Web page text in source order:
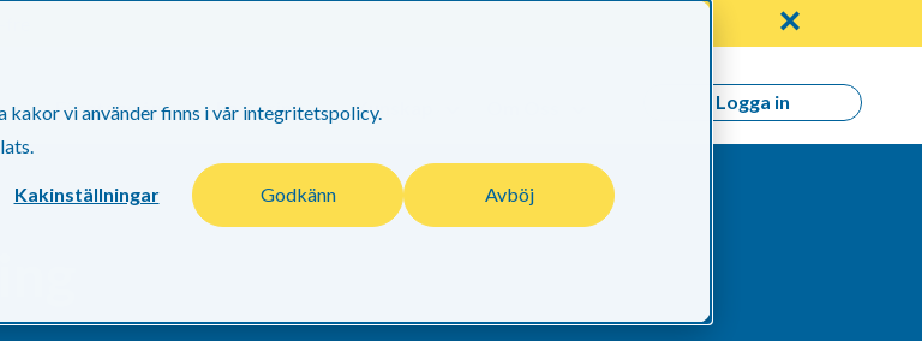
vi använder finns i vår integritetspolicy.
Kakinställningar Godkänn Avböj
✕
Företagslån Factoring Kunskap Logga in